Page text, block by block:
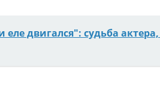
еле двигался": судьба